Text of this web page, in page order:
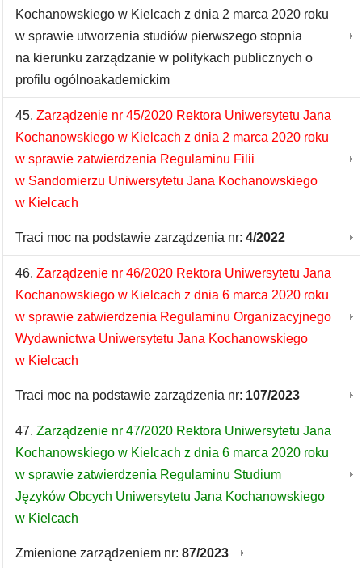
Kochanowskiego w Kielcach z dnia 2 marca 2020 roku
w sprawie utworzenia studiów pierwszego stopnia
na kierunku zarządzanie w politykach publicznych o
profilu ogólnoakademickim
45. Zarządzenie nr 45/2020 Rektora Uniwersytetu Jana
Kochanowskiego w Kielcach z dnia 2 marca 2020 roku
w sprawie zatwierdzenia Regulaminu Filii
w Sandomierzu Uniwersytetu Jana Kochanowskiego
w Kielcach
Traci moc na podstawie zarządzenia nr: 4/2022
46. Zarządzenie nr 46/2020 Rektora Uniwersytetu Jana
Kochanowskiego w Kielcach z dnia 6 marca 2020 roku
w sprawie zatwierdzenia Regulaminu Organizacyjnego
Wydawnictwa Uniwersytetu Jana Kochanowskiego
w Kielcach
Traci moc na podstawie zarządzenia nr: 107/2023
47. Zarządzenie nr 47/2020 Rektora Uniwersytetu Jana
Kochanowskiego w Kielcach z dnia 6 marca 2020 roku
w sprawie zatwierdzenia Regulaminu Studium
Języków Obcych Uniwersytetu Jana Kochanowskiego
w Kielcach
Zmienione zarządzeniem nr: 87/2023